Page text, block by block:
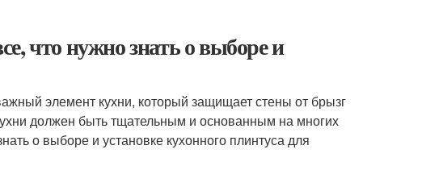
что нужно знать о выборе и
элемент кухни, который защищает стены от брызг
должен быть тщательным и основанным на многих
о выборе и установке кухонного плинтуса для